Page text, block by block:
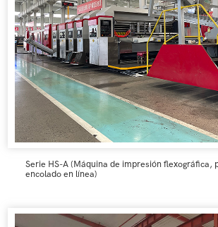
Serie HS-A (Máquina de impresión flexográfica,
encolado en línea)